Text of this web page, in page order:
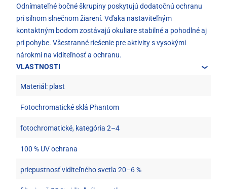
Odnímateľné bočné škrupiny poskytujú dodatočnú ochranu
pri silnom slnečnom žiarení. Vďaka nastaviteľným
kontaktným bodom zostávajú okuliare stabilné a pohodlné aj
pri pohybe. Všestranné riešenie pre aktivity s vysokými
nárokmi na viditeľnosť a ochranu.
VLASTNOSTI
Materiál: plast
Fotochromatické sklá Phantom
fotochromatické, kategória 2–4
100 % UV ochrana
priepustnosť viditeľného svetla 20–6 %